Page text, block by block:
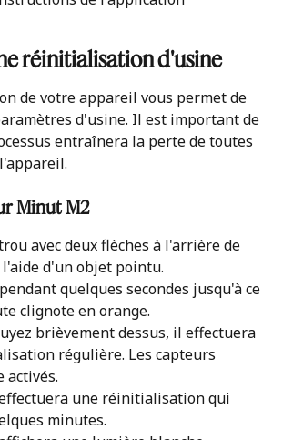
réinitialisation d'usine
de votre appareil vous permet de
d'usine. Il est important de
entraînera la perte de toutes
Minut M2
avec deux flèches à l'arrière de
d'un objet pointu.
quelques secondes jusqu'à ce
clignote en orange.
brièvement dessus, il effectuera
régulière. Les capteurs
activés.
une réinitialisation qui
minutes.